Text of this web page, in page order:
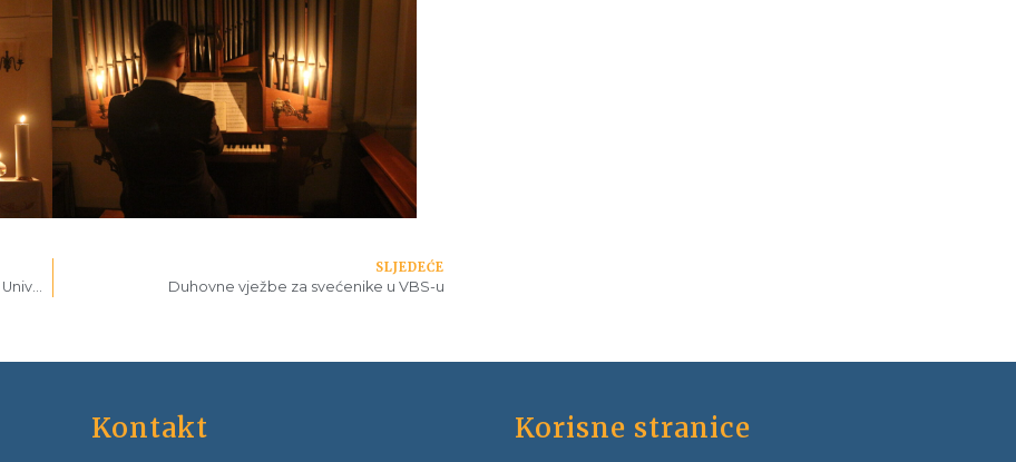
SLJEDEĆE
Duhovne vježbe za svećenike u VBS-u
Kontakt Korisne stranice